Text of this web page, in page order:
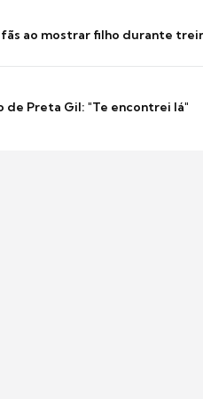
ao mostrar filho durante
de Preta Gil: "Te encontrei lá"